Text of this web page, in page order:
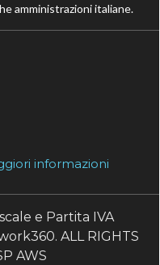
amministrazioni italiane.
informazioni
e Partita IVA
ALL RIGHTS
AWS